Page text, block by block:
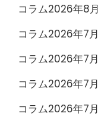
コラム2026年8
コラム2026年7
コラム2026年7
コラム2026年7
コラム2026年7